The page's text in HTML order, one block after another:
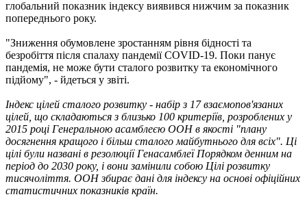
глобальний показник індексу виявився нижчим за показник
попереднього року.
"Зниження обумовлене зростанням рівня бідності та
безробіття після спалаху пандемії COVID-19. Поки панує
пандемія, не може бути сталого розвитку та економічного
підйому", - йдеться у звіті.
Індекс цілей сталого розвитку - набір з 17 взаємопов'язаних
цілей, що складаються з близько 100 критеріїв, розроблених у
2015 році Генеральною асамблеєю ООН в якості "плану
досягнення кращого і більш сталого майбутнього для всіх". Ці
цілі були названі в резолюції Генасамблеї Порядком денним на
період до 2030 року, і вони замінили собою Цілі розвитку
тисячоліття. ООН збирає дані для індексу на основі офіційних
статистичних показників країн.